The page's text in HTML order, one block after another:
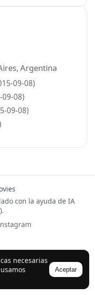
necesarias
Aceptar
Argentina
09-08)
09-08)
09-08)
con la ayuda de IA